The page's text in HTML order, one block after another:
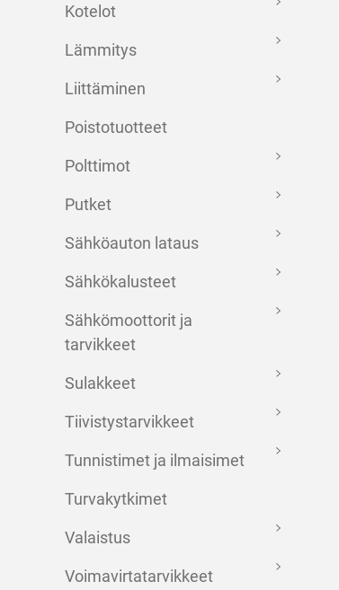
Kotelot
Lämmitys
Liittäminen
Poistotuotteet
Polttimot
Putket
Sähköauton lataus
Sähkökalusteet
Sähkömoottorit ja
tarvikkeet
Sulakkeet
Tiivistystarvikkeet
Tunnistimet ja ilmaisimet
Turvakytkimet
Valaistus
Voimavirtatarvikkeet